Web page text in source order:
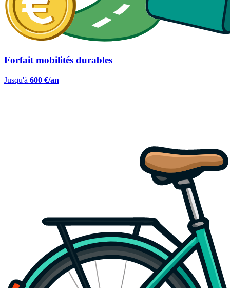
Forfait mobilités durables
Jusqu'à 600 €/an